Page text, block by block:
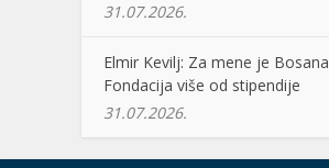
31.07.2026.
Elmir Kevilj: Za mene je Bosana
Fondacija više od stipendije
31.07.2026.